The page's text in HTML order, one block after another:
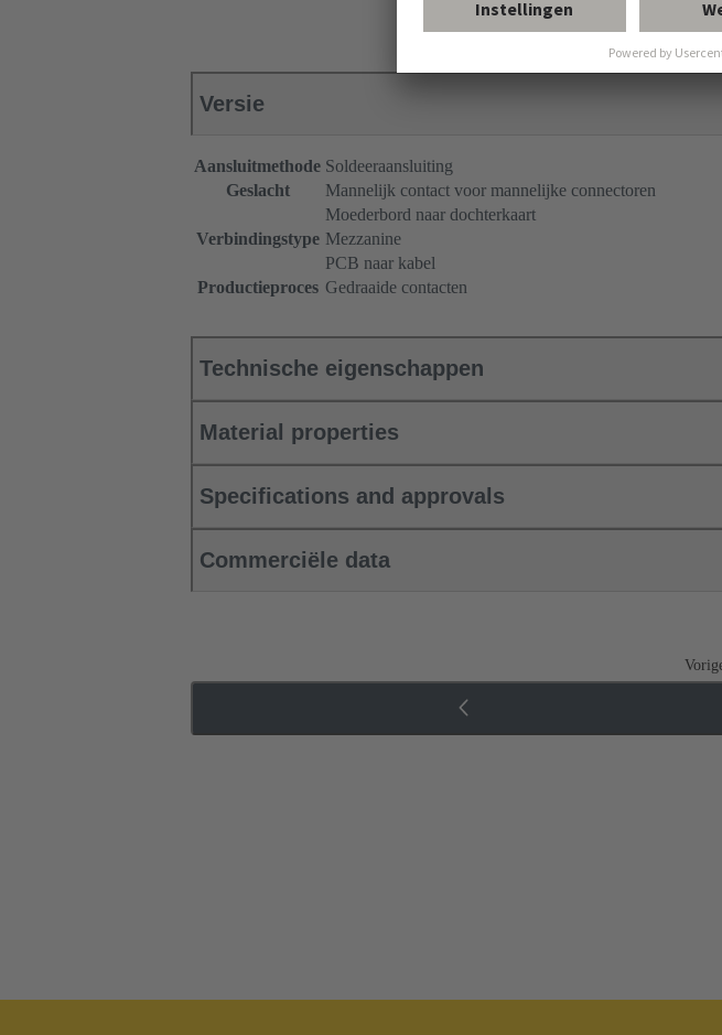
har-modular® M-module, mannelijk, recht
Versie
Aansluitmethode Soldeeraansluiting
Geslacht
Mannelijk contact voor mannelijke connectoren
Verbindingstype
Moederbord naar dochterkaart
Mezzanine
PCB naar kabel
Productieproces Gedraaide contacten
Technische eigenschappen
Material properties
Specifications and approvals
Commerciële data